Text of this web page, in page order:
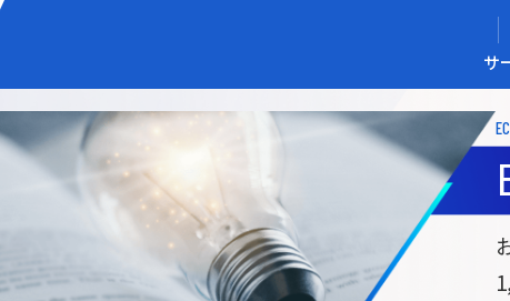
サ
メディアコマ
サービス
BtoC向けECサイト構築 サブスク/定期通
メディアコマースとは